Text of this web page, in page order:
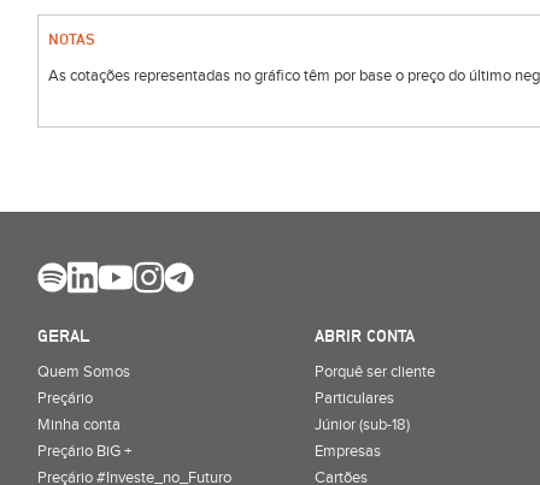
NOTAS
As cotações representadas no gráfico têm por base o preço do último
GERAL
Quem Somos
Preçário
Minha conta
Preçário BiG +
Preçário #Investe_no_Futuro
ABRIR CONTA
Porquê ser cliente
Particulares
Júnior (sub-18)
Empresas
Cartões